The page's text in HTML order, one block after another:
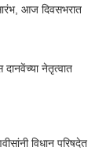
आज दिवसभरात
नेतृत्वात
विधान परिषदेत